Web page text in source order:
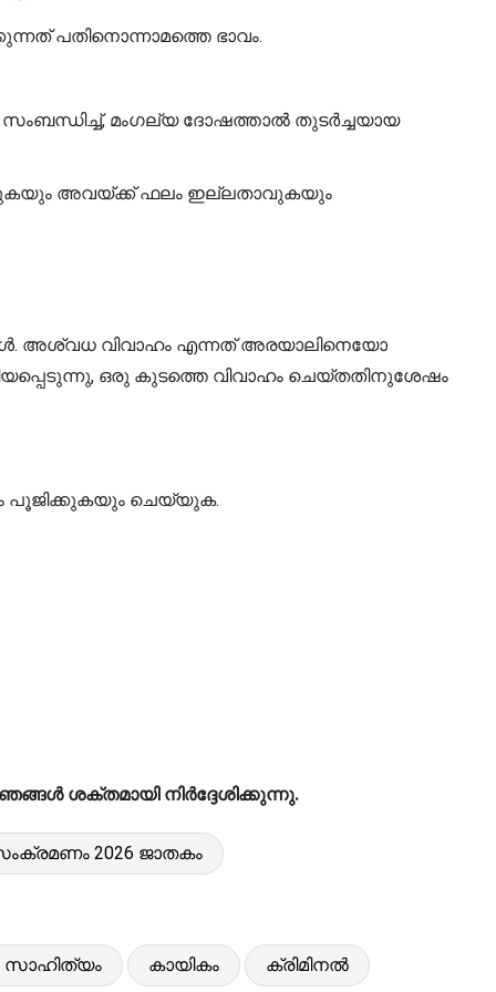
പതിനൊന്നാമത്തെ ഭാവം.
മംഗല്യ ദോഷത്താൽ തുടർച്ചയായ
അവയ്ക്ക് ഫലം ഇല്ലതാവുകയും
അശ്വധ വിവാഹം എന്നത് അരയാലിനെയോ
ഒരു കുടത്തെ വിവാഹം ചെയ്തതിനുശേഷം
പൂജിക്കുകയും ചെയ്യുക.
ശക്തമായി നിർദ്ദേശിക്കുന്നു.
2026 ജാതകം
സാഹിത്യം കായികം ക്രിമിനൽ